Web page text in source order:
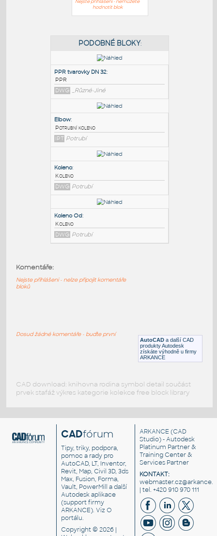
Nejste přihlášeni - nemůžete
hodnotit blok
PODOBNÉ BLOKY
PPR tvarovky DN 32
DWG
Potrubní koleno
IPT
DWG Potrubí
DWG Potrubí
AutoCAD a další CAD
produkty Autodesk
získáte výhodně u firmy
ARKANCE
Komentáře:
Nejste přihlášeni - nelze připojit komentáře
bloků
Dosud žádné komentáře - buďte první
CAD download: knihovna rodina symbol detail součást
prvek stafáž výkres kategorie kolekce free block library
CADfórum
Tipy, triky, podpora,
pomoc a rady pro
AutoCAD, LT, Inventor,
Revit, Map, Civil 3D, 3ds
Max, Fusion, Forma,
Vault, PowerMill a další
Autodesk aplikace
(support firmy
ARKANCE). VizO
portálu.
Copyright © 2026 |
ARKANCE (CAD
Studio) - Autodesk
Platinum Partner &
Training Center &
Services Partner
KONTAKT:
| tel. +420 910 970 111